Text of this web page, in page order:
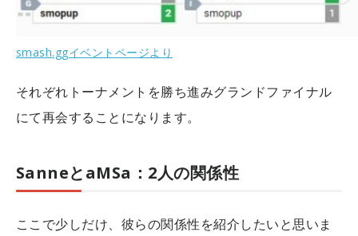
smash.ggイベントページより
それぞれトーナメントを勝ち進みグランドファイナル
にて再会することになります。
SanneとaMSa：2人の関係性
ここで少しだけ、彼らの関係性を紹介したいと思いま